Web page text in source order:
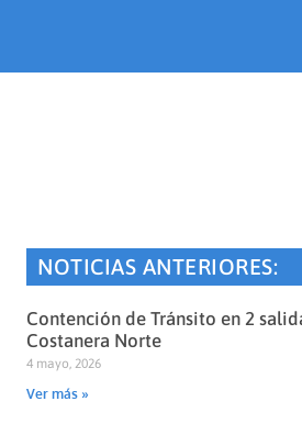
NOTICIAS ANTERIORES:
Contención de Tránsito en 2
Costanera Norte
4 mayo, 2026
Ver más »